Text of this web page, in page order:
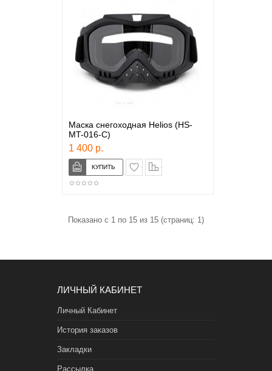
Маска снегоходная Helios (HS-
MT-016-C)
1 400 р.
в закладки
Показано с 1 по 15 из 15 (страниц: 1)
ЛИЧНЫЙ КАБИНЕТ
Личный Кабинет
История заказов
Закладки
Рассылка